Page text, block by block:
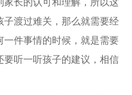
长的认可和理解，所以这
子渡过难关，那么就需要经
件事情的时候，就是需要
听一听孩子的建议，相信